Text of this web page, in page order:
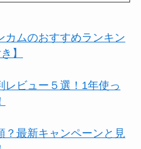
カムのおすすめランキン
】
レビュー５選！1年使っ
？最新キャンペーンと見